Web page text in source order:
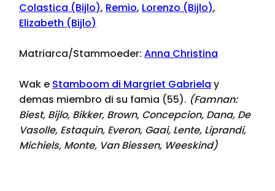
Colastica (Bijlo), Remio, Lorenzo (Bijlo),
Elizabeth (Bijlo)
Matriarca/Stammoeder:Anna Christina
Wak e Stamboom di Margriet Gabriela y
demas miembro di su famia (55). (Famnan:
Biest, Bijlo, Bikker, Brown, Concepcion, Dana, De
Vasolle, Estaquin, Everon, Gaai, Lente, Liprandi,
Michiels, Monte, Van Biessen, Weeskind)